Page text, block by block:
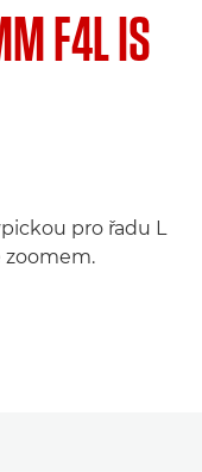
F4L IS
pro řadu L
breadcrumbs